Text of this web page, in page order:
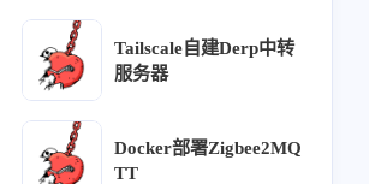
Tailscale自建Derp中转
服务器
Docker部署Zigbee2MQ
TT